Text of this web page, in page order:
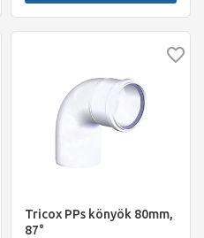
Tricox PPs könyök 80mm,
87°